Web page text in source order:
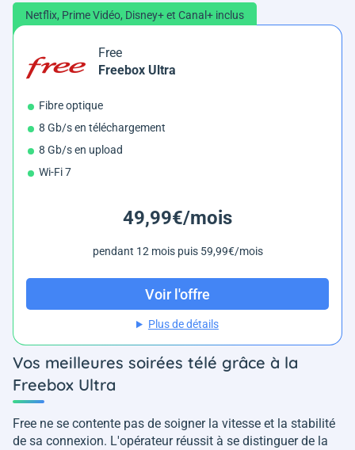
Netflix, Prime Vidéo, Disney+ et Canal+ inclus
Free
Freebox Ultra
Fibre optique
8 Gb/s en téléchargement
8 Gb/s en upload
Wi-Fi 7
49,99€/mois
pendant 12 mois puis 59,99€/mois
Voir l'offre
Plus de détails
Vos meilleures soirées télé grâce à la
Freebox Ultra
Free ne se contente pas de soigner la vitesse et la stabilité
de sa connexion. L'opérateur réussit à se distinguer de la